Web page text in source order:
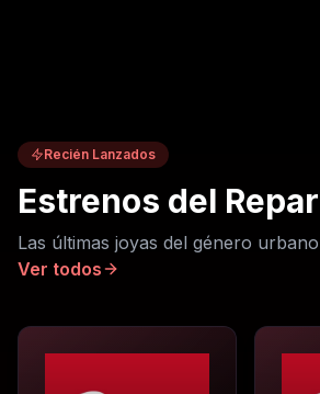
Recién Lanzados
Estrenos del
Las últimas joyas del género
Ver todos